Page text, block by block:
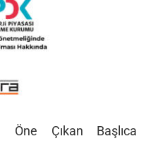
Öne Çıkan Başlıca